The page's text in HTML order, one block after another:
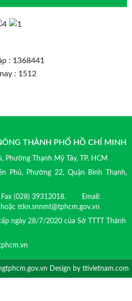
: 1368441
: 1512
THÀNH PHỐ HỒ CHÍ MINH
Thạnh Mỹ Tây, TP. HCM
Phủ, Phường 22, Quận Bình Thạnh,
Fax (028) 39312018. Email:
ttkn.snnmt@tphcm.gov.vn
ngày 28/7/2020 của Sở TTTT Thành
Design by ttivietnam.com